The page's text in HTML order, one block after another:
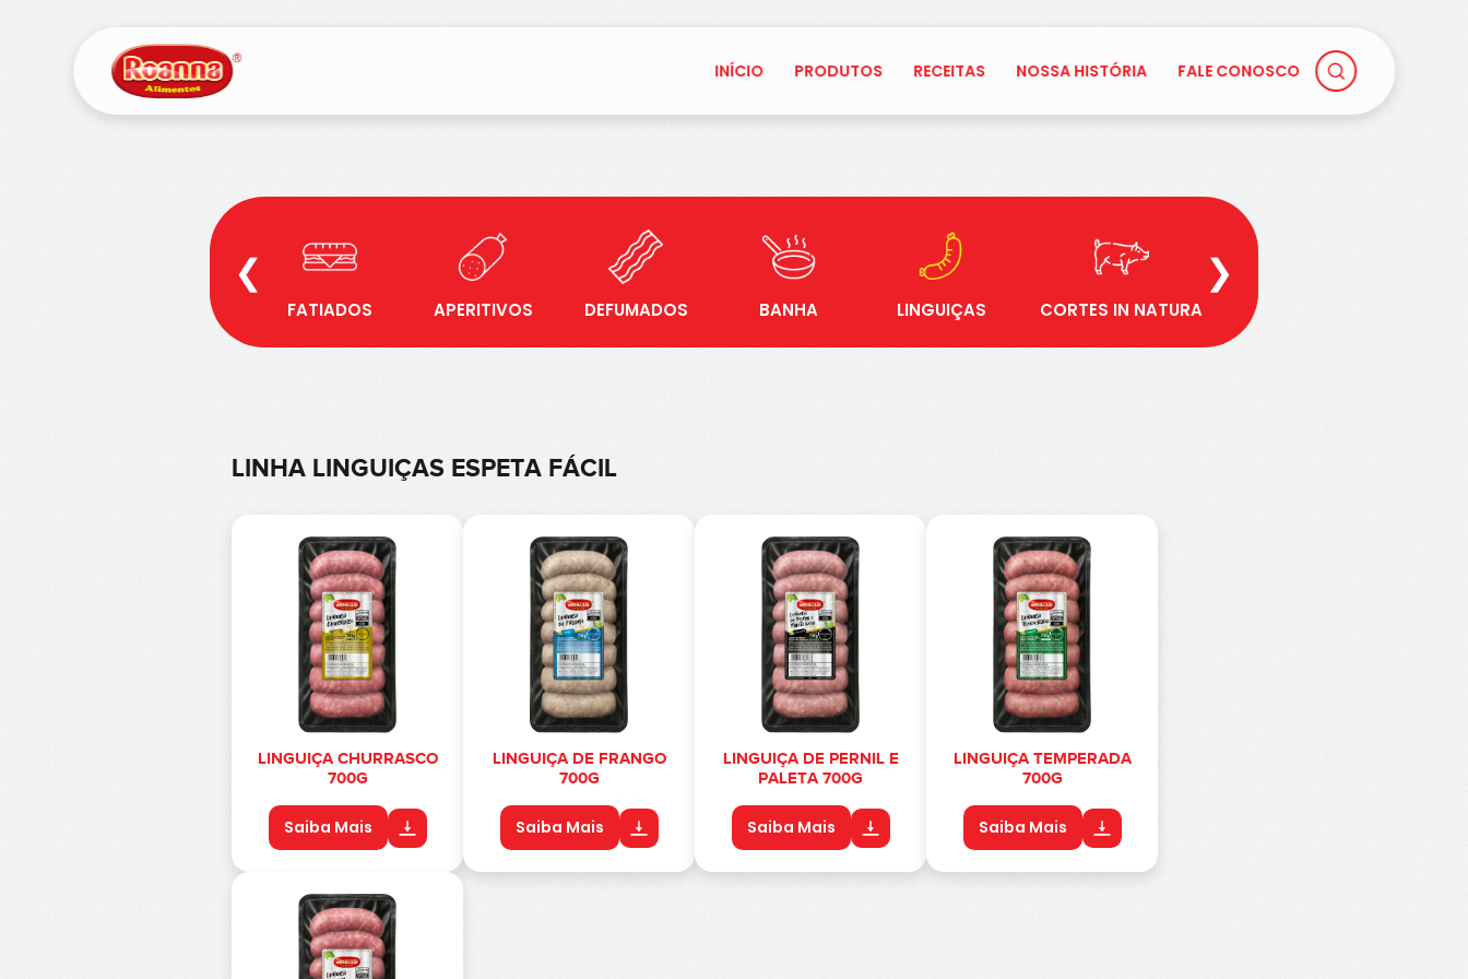
INÍCIO PRODUTOS RECEITAS NOSSA HISTÓRIA FALE CONOSCO
❮
FATIADOS APERITIVOS DEFUMADOS BANHA LINGUIÇAS CORTES IN NATURA CORTES TEMPERADOS
❯
LINHA LINGUIÇAS ESPETA FÁCIL
LINGUIÇA CHURRASCO
700G
Saiba Mais
LINGUIÇA DE FRANGO
700G
Saiba Mais
LINGUIÇA DE PERNIL E
PALETA 700G
Saiba Mais
LINGUIÇA TEMPERADA
700G
Saiba Mais